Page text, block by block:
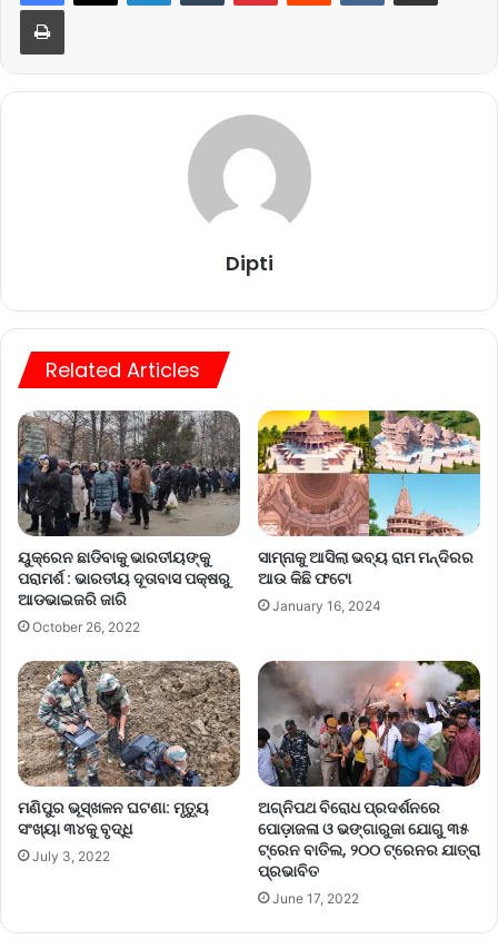
Dipti
Related Articles
ୟୁକ୍ରେନ ଛାଡିବାକୁ ଭାରତୀୟଙ୍କୁ
ପରାମର୍ଶ : ଭାରତୀୟ ଦୂତାବାସ ପକ୍ଷରୁ
ଆଡଭାଇଜରି ଜାରି
October 26, 2022
ସାମ୍ନାକୁ ଆସିଲା ଭବ୍ୟ ରାମ ମନ୍ଦିରର
ଆଉ କିଛି ଫଟୋ
January 16, 2024
ମଣିପୁର ଭୂସ୍ଖଳନ ଘଟଣା: ମୃତ୍ୟୁ
ସଂଖ୍ୟା ୩୪କୁ ବୃଦ୍ଧି
July 3, 2022
ଅଗ୍ନିପଥ ବିରୋଧ ପ୍ରଦର୍ଶନରେ
ପୋଡ଼ାଜଳା ଓ ଭଙ୍ଗାରୁଜା ଯୋଗୁ ୩୫
ଟ୍ରେନ ବାତିଲ, ୨୦୦ ଟ୍ରେନର ଯାତ୍ରା
ପ୍ରଭାବିତ
June 17, 2022